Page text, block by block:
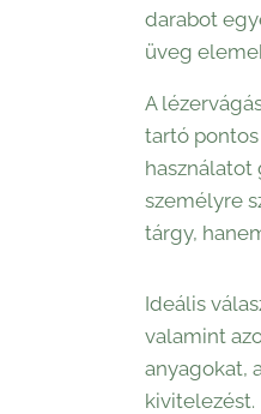
darabot
üveg
A
tartó
használatot
személyre
tárgy,
Ideális
valamint
anyagokat,
kivitelezést.